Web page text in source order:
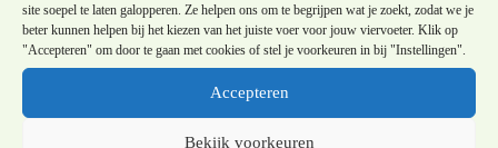
site soepel te laten galopperen. Ze helpen ons om te begrijpen wat je zoekt, zodat we je
beter kunnen helpen bij het kiezen van het juiste voer voor jouw viervoeter. Klik op
"Accepteren" om door te gaan met cookies of stel je voorkeuren in bij "Instellingen".
Accepteren
Bekijk voorkeuren
€100,00